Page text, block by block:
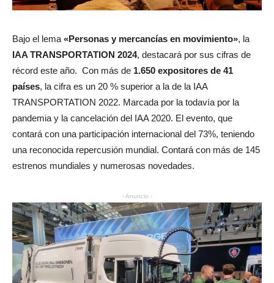
Bajo el lema «Personas y mercancías en movimiento», la
IAA TRANSPORTATION 2024, destacará por sus cifras de
récord este año. Con más de 1.650 expositores de 41
países, la cifra es un 20 % superior a la de la IAA
TRANSPORTATION 2022. Marcada por la todavía por la
pandemia y la cancelación del IAA 2020. El evento, que
contará con una participación internacional del 73%, teniendo
una reconocida repercusión mundial. Contará con más de 145
estrenos mundiales y numerosas novedades.
- Anuncio -